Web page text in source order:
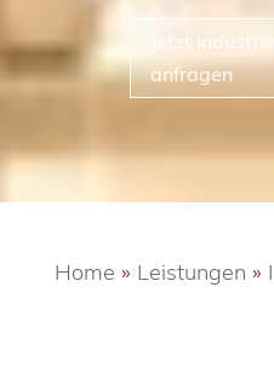
Jetzt
anfragen
Home » Leistungen »